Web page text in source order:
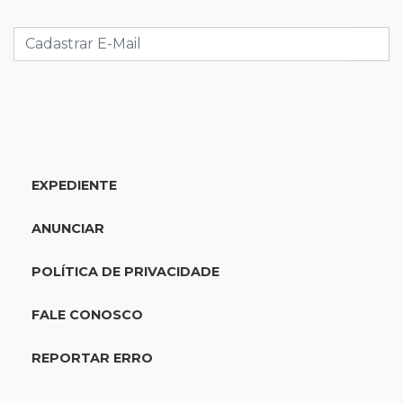
acidente com F-1000 na Av. Heráclito
18:28Concurso 3.042
acumulado em R$ 165 milhões
18:05Energia renovável
Produção de biodiesel cresce 32% em MS e
EXPEDIENTE
ANUNCIAR
POLÍTICA DE PRIVACIDADE
FALE CONOSCO
REPORTAR ERRO